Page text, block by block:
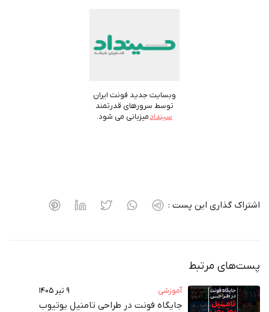
وبسایت جدید فونت ایران
توسط سرورهای قدرتمند
سیندادمیزبانی می شود.
اشتراک گذاری این پست :
پست‌های مرتبط
آموزشی ۹ تیر ۱۴۰۵
جایگاه فونت در طراحی تامنیل یوتیوب